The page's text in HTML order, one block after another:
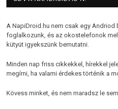
A NapiDroid.hu nem csak egy Andriod
foglalkozunk, és az okostelefonok
kütyüt igyekszünk bemutatni.
Minden nap friss cikkekkel, hírekkel
megírni, ha valami érdekes történik a
Kövess minket, és nem maradsz le